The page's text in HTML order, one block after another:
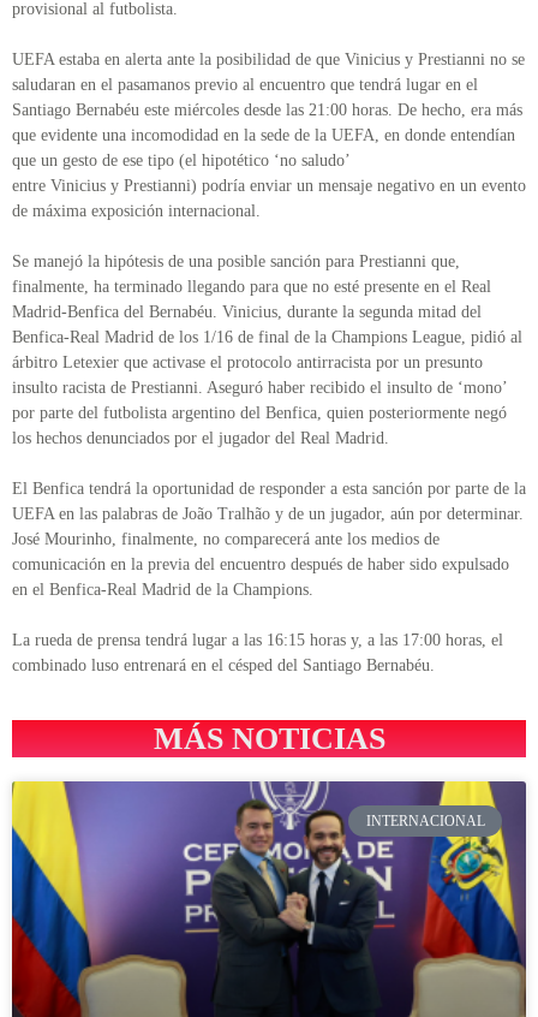
provisional al futbolista.
UEFA estaba en alerta ante la posibilidad de que Vinicius y Prestianni no se
saludaran en el pasamanos previo al encuentro que tendrá lugar en el
Santiago Bernabéu este miércoles desde las 21:00 horas. De hecho, era más
que evidente una incomodidad en la sede de la UEFA, en donde entendían
que un gesto de ese tipo (el hipotético ‘no saludo’
entre Vinicius y Prestianni) podría enviar un mensaje negativo en un evento
de máxima exposición internacional.
Se manejó la hipótesis de una posible sanción para Prestianni que,
finalmente, ha terminado llegando para que no esté presente en el Real
Madrid-Benfica del Bernabéu. Vinicius, durante la segunda mitad del
Benfica-Real Madrid de los 1/16 de final de la Champions League, pidió al
árbitro Letexier que activase el protocolo antirracista por un presunto
insulto racista de Prestianni. Aseguró haber recibido el insulto de ‘mono’
por parte del futbolista argentino del Benfica, quien posteriormente negó
los hechos denunciados por el jugador del Real Madrid.
El Benfica tendrá la oportunidad de responder a esta sanción por parte de la
UEFA en las palabras de João Tralhão y de un jugador, aún por determinar.
José Mourinho, finalmente, no comparecerá ante los medios de
comunicación en la previa del encuentro después de haber sido expulsado
en el Benfica-Real Madrid de la Champions.
La rueda de prensa tendrá lugar a las 16:15 horas y, a las 17:00 horas, el
combinado luso entrenará en el césped del Santiago Bernabéu.
MÁS NOTICIAS
INTERNACIONAL